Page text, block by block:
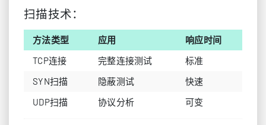
扫描技术：
方法类型 应用
响应时间
TCP连接
完整连接测试
标准
SYN扫描
隐蔽测试
快速
UDP扫描
协议分析 可变